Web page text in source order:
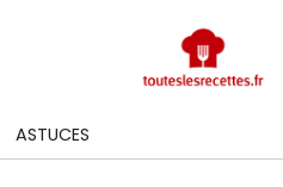
ASTUCES